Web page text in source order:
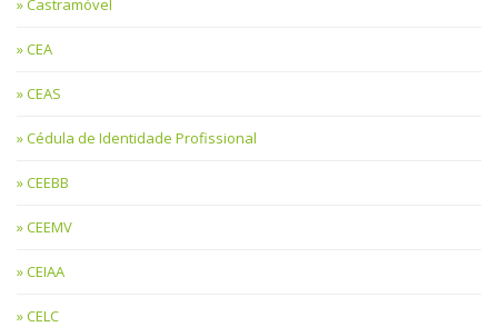
Castramóvel
CEA
CEAS
Cédula de Identidade Profissional
CEEBB
CEEMV
CEIAA
CELC